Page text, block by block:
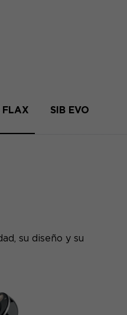
FLAX SIB EVO
su diseño y su